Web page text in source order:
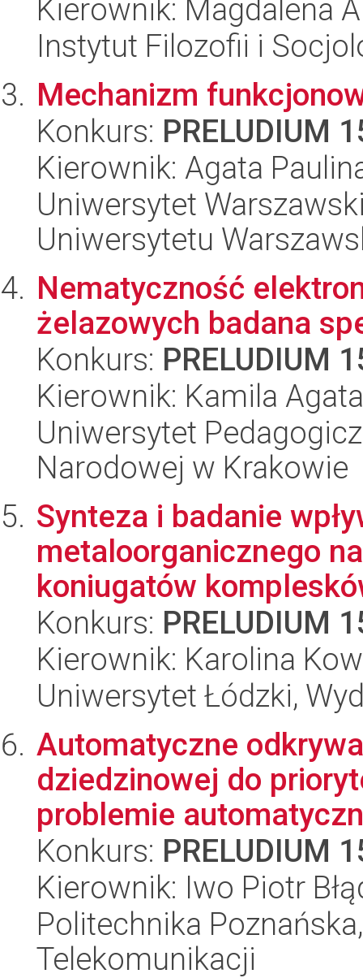
Kierownik: Magdalena
Instytut Filozofii i
Mechanizm
Konkurs: PRELUDIUM
Kierownik: Agata
Uniwersytet
Uniwersytetu
Nematyczność
żelazowych badana
Konkurs: PRELUDIUM
Kierownik: Kamila
Uniwersytet
Narodowej w Krakowie
Synteza i badanie
metaloorganicznego
koniugatów
Konkurs: PRELUDIUM
Kierownik: Karolina
Uniwersytet Łódzki,
Automatyczne
dziedzinowej do
problemie
Konkurs: PRELUDIUM
Kierownik: Iwo Piotr
Politechnika
Telekomunikacji